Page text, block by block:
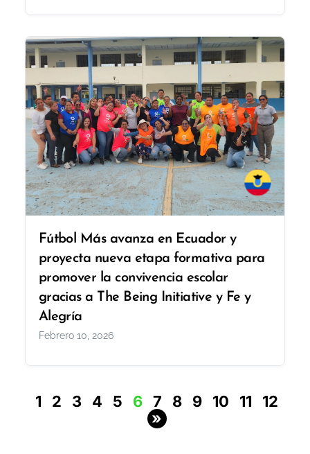
Fútbol Más avanza en Ecuador y
proyecta nueva etapa formativa para
promover la convivencia escolar
gracias a The Being Initiative y Fe y
Alegría
Febrero 10, 2026
1 2 3 4 5 6 7 8 9 10 11
12
»